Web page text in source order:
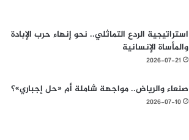
استراتيجية الردع التماثلي.. نحو إنهاء حرب الإبادة
والمأساة الإنسانية
2026-07-21
صنعاء والرياض.. مواجهة شاملة أم «حل إجباري»؟
2026-07-10